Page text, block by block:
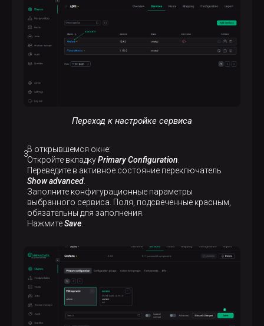
Переход к настройке сервиса
В открывшемся окне:
Откройте вкладкуPrimary Configuration
Переведите в активное состояние переключатель
Show advanced
Заполните конфигурационные параметры
выбранного сервиса. Поля, подсвеченные красным,
обязательны для заполнения.
НажмитеSave